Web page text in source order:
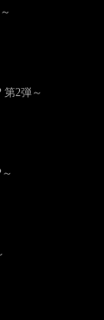
第2弾～